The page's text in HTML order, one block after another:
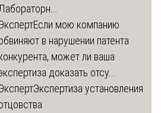
Лабораторн...
Если мою компанию
в нарушении патента
может ли ваша
доказать отсу...
Экспертиза установления